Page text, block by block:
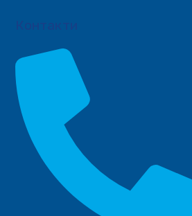
Контакти